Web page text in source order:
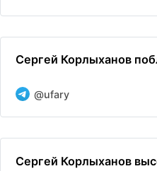
Сергей Корлыханов
@ufary
Сергей Корлыханов